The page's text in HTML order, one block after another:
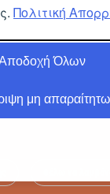
Πολιτική
Όλων
μη